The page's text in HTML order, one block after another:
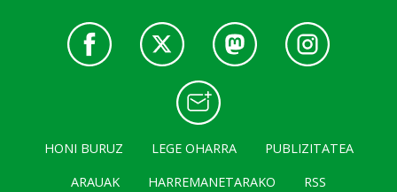
HONI BURUZ LEGE OHARRA
PUBLIZITATEA
ARAUAK
HARREMANETARAKO RSS